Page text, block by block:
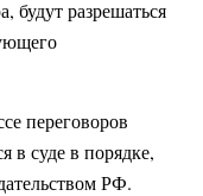
будут разрешаться
переговоров
в суде в порядке,
РФ.